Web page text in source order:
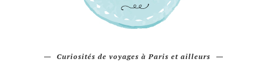
Curiosités de voyages à Paris et ailleurs